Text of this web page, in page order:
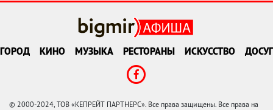
ГОРОД КИНО МУЗЫКА РЕСТОРАНЫ ИСКУССТВО ДОСУГ
© 2000-2024, ТОВ «КЕПРЕЙТ ПАРТНЕРС». Все права защищены. Все права на